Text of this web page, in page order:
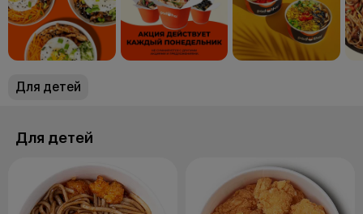
Для детей
Для детей